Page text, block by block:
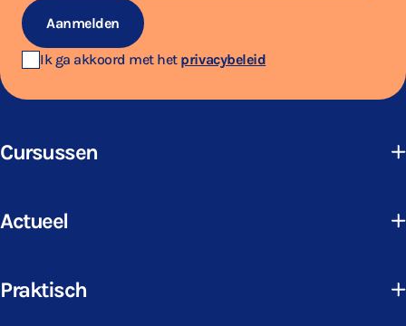
Aanmelden
Ik ga akkoord met het privacybeleid
Cursussen
Actueel
Praktisch